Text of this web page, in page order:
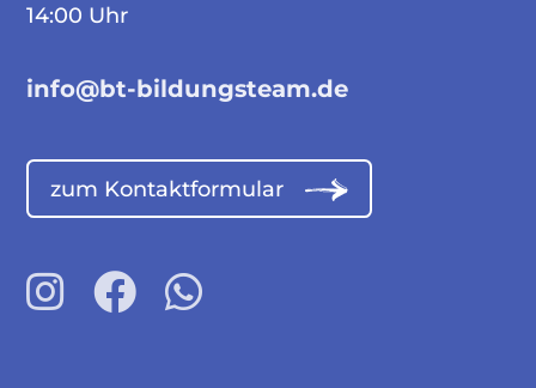
14:00 Uhr
info@bt-bildungsteam.de
zum Kontaktformular